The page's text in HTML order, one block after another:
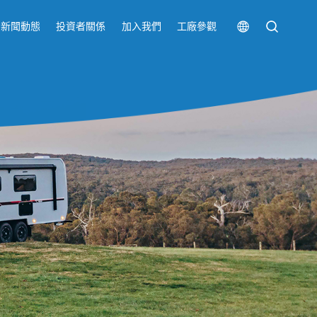
新聞動態 投資者關係 加入我們 工廠參觀